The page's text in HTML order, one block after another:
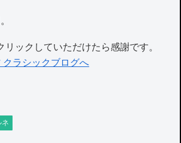
リックしていただけたら感謝です。
ネ